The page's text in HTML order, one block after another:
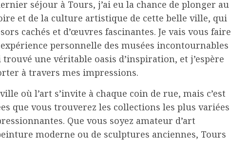
séjour à Tours, j’ai eu la chance de plonger au
et de la culture artistique de cette belle ville, qui
cachés et d’œuvres fascinantes. Je vais vous faire
personnelle des musées incontournables
trouvé une véritable oasis d’inspiration, et j’espère
à travers mes impressions.
où l’art s’invite à chaque coin de rue, mais c’est
que vous trouverez les collections les plus variées
Que vous soyez amateur d’art
moderne ou de sculptures anciennes, Tours